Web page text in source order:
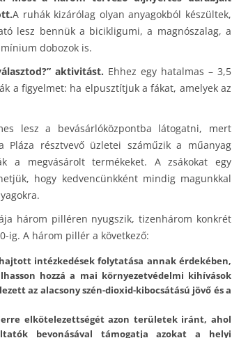
A ruhák kizárólag olyan anyagokból készültek,
lesz bennük a bicikligumi, a magnószalag, a
dobozok is.
aktivitást. Ehhez egy hatalmas – 3,5
a figyelmet: ha elpusztítjuk a fákat, amelyek az
lesz a bevásárlóközpontba látogatni, mert
Pláza résztvevő üzletei száműzik a műanyag
a megvásárolt termékeket. A zsákokat egy
hogy kedvencünkként mindig magunkkal
három pilléren nyugszik, tizenhárom konkrét
ig. A három pillér a következő:
intézkedések folytatása annak érdekében,
hozzá a mai környezetvédelmi kihívások
az alacsony szén-dioxid-kibocsátású jövő és a
elkötelezettségét azon területek iránt, ahol
bevonásával támogatja azokat a helyi